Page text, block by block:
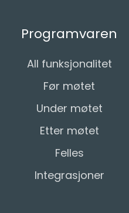
Programvaren
All funksjonalitet
Før møtet
Under møtet
Etter møtet
Felles
Integrasjoner